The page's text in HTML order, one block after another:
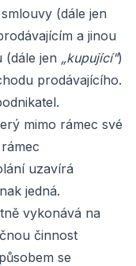
(dále jen
a jinou
jen „kupující")
prodávajícího.
mimo rámec své
uzavírá
jedná.
vykonává na
činnost
se